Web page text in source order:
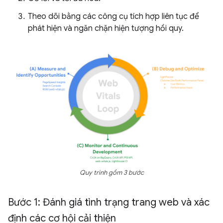
Theo dõi bằng các công cụ tích hợp liên tục để
phát hiện và ngăn chặn hiện tượng hồi quy.
Quy trình gồm 3 bước
Bước 1: Đánh giá tình trạng trang web và xác
định các cơ hội cải thiện